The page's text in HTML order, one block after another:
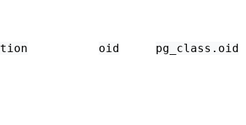
oid pg_class .oid